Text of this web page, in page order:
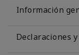
Información
Declaraciones